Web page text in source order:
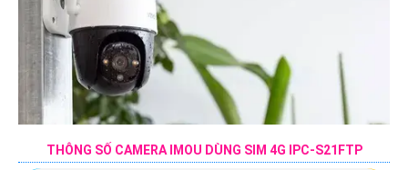
THÔNG SỐ CAMERA IMOU DÙNG SIM 4G IPC-S21FTP